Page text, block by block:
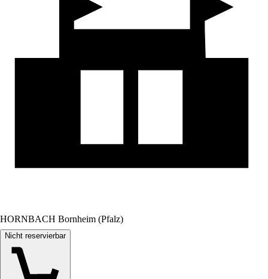
HORNBACH Bornheim (Pfalz)
Nicht reservierbar